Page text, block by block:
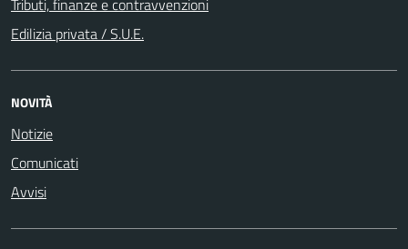
Edilizia privata / S.U.E.
NOVITÀ
Notizie
Comunicati
Avvisi